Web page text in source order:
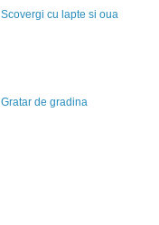
Scovergi cu lapte si oua
Gratar de gradina